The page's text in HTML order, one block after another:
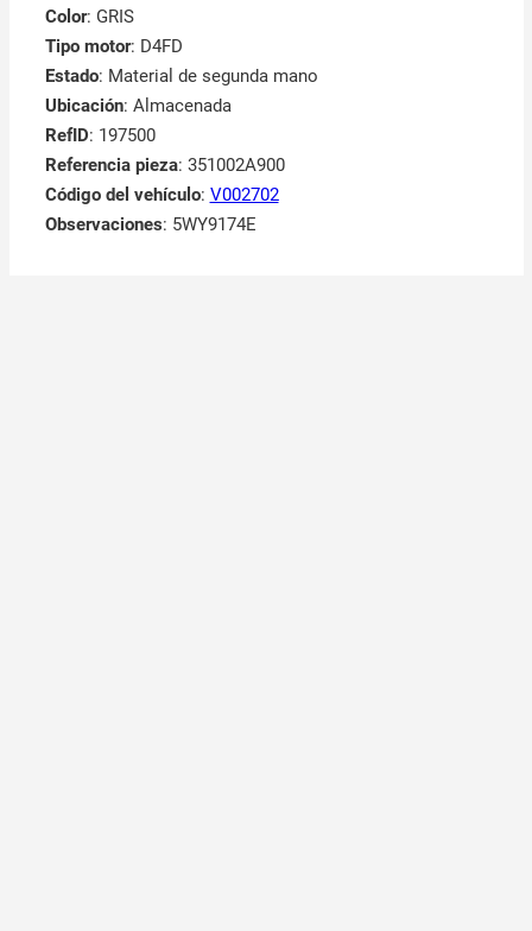
Color: GRIS
Tipo motor: D4FD
Estado: Material de segunda mano
Ubicación: Almacenada
RefID: 197500
Referencia pieza: 351002A900
Código del vehículo: V002702
Observaciones: 5WY9174E